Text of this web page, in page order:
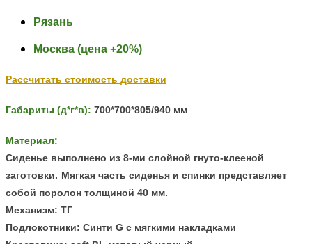
Рязань
Москва (цена +20%)
Рассчитать стоимость доставки
Габариты (д*г*в): 700*700*805/940 мм
Материал:
Сиденье выполнено из 8-ми слойной гнуто-клееной
заготовки. Мягкая часть сиденья и спинки представляет
собой поролон толщиной 40 мм.
Механизм: ТГ
Подлокотники: Синти G с мягкими накладками